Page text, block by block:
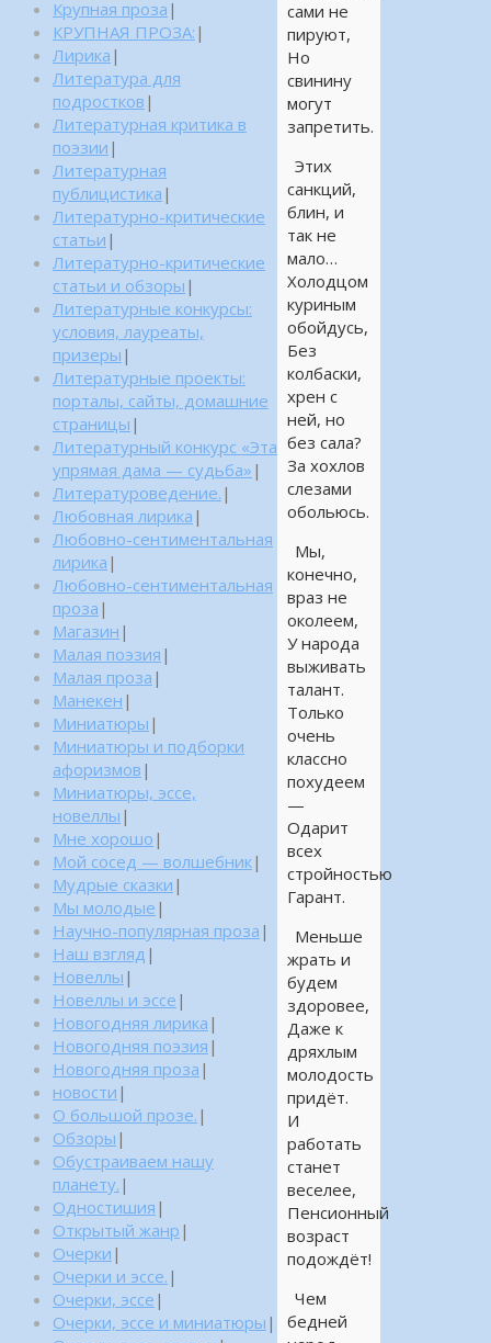
сами не
пируют,
Но
свинину
могут
запретить.
Этих
санкций,
блин, и
так не
мало…
Холодцом
куриным
обойдусь,
Без
колбаски,
хрен с
ней, но
без сала?
За хохлов
слезами
обольюсь.
Мы,
конечно,
враз не
околеем,
У народа
выживать
талант.
Только
очень
классно
похудеем
—
Одарит
всех
стройностью
Гарант.
Меньше
жрать и
будем
здоровее,
Даже к
дряхлым
молодость
придёт.
И
работать
станет
веселее,
Пенсионный
возраст
подождёт!
Чем
бедней
Крупная проза |
КРУПНАЯ ПРОЗА: |
Лирика |
Литература для
подростков |
Литературная критика в
поэзии |
Литературная
публицистика |
Литературно-критические
статьи |
Литературно-критические
статьи и обзоры |
Литературные конкурсы:
условия, лауреаты,
призеры |
Литературные проекты:
порталы, сайты, домашние
страницы |
Литературный конкурс «Эта
упрямая дама — судьба» |
Литературоведение. |
Любовная лирика |
Любовно-сентиментальная
лирика |
Любовно-сентиментальная
проза |
Магазин |
Малая поэзия |
Малая проза |
Манекен |
Миниатюры |
Миниатюры и подборки
афоризмов |
Миниатюры, эссе,
новеллы |
Мне хорошо |
Мой сосед — волшебник|
Мудрые сказки |
Мы молодые |
Научно-популярная проза |
Наш взгляд |
Новеллы |
Новеллы и эссе |
Новогодняя лирика |
Новогодняя поэзия |
Новогодняя проза |
новости |
О большой прозе. |
Обзоры |
Обустраиваем нашу
планету. |
Одностишия |
Открытый жанр |
Очерки |
Очерки и эссе. |
Очерки, эссе |
Очерки, эссе и миниатюры |